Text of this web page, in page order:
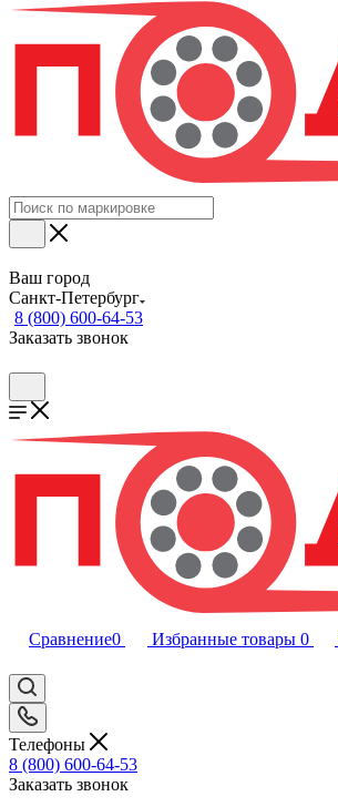
Ваш город
Санкт-Петербург
8 (800) 600-64-53
Заказать звонок
Сравнение0 Избранные товары 0
Телефоны
8 (800) 600-64-53
Заказать звонок